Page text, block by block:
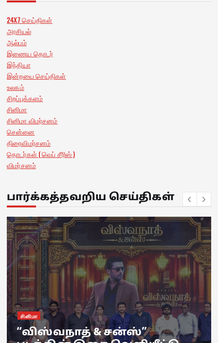
24X7 செய்திகள்
அரசியல்
ஆல்பம்
இணைய தொடர்
இந்தியா
இன்றயை செய்திகள்
உலகம்
சிறப்புக்களம்
சினிமா
சினிமா விமர்சனம்
சென்னை
திரைவிமர்சனம்
தொடர்கள் ( வெப் சீரிஸ் )
விமர்சனம்
பார்க்கத்தவறிய செய்திகள்
சினிமா
“விஸ்வநாத் & சன்ஸ்”